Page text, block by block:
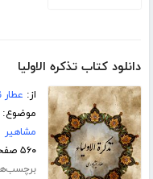
دانلود کتاب تذکره الاولیا
از: عطار
مشاهیر
۵۶۰ صفحه